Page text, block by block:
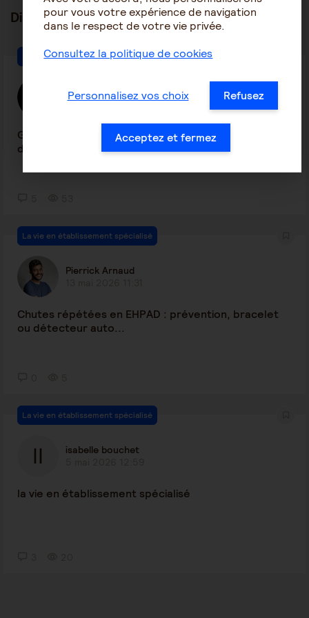
Discussions en lien tout voir
La vie en établissement spécialisé
Mick Sat
16 juillet 2026 20:34
Grand-mère GIR 3 hébergée chez mes parents
depuis 10 ans et l'aid...
La vie en établissement spécialisé
Pierrick Arnaud
Chutes répétées en EHPAD : prévention, bracelet
ou détecteur auto...
La vie en établissement spécialisé
isabelle bouchet
la vie en établissement spécialisé
pour vous votre expérience de navigation
dans le respect de votre vie privée.
Consultez la politique de cookies
Personnalisez vos choix Refusez
Acceptez et fermez